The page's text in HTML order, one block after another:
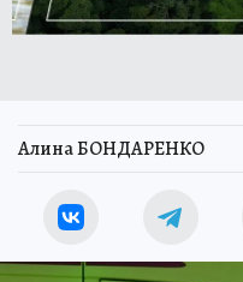
Алина БОНДАРЕНКО